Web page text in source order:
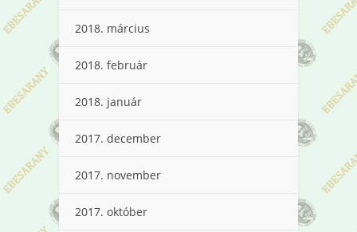
2018. március
2018. február
2018. január
2017. december
2017. november
2017. október